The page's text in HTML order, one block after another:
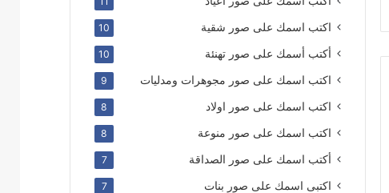
اكتب اسمك على صور شقية 10
أكتب أسمك على صور تهنئة 10
اكتب اسمك على صور مجوهرات ومدليات 9
اكتب اسمك على صور اولاد 8
اكتب اسمك على صور منوعة 8
أكتب اسمك على صور الصداقة 7
اكتبى اسمك على صور بنات 7